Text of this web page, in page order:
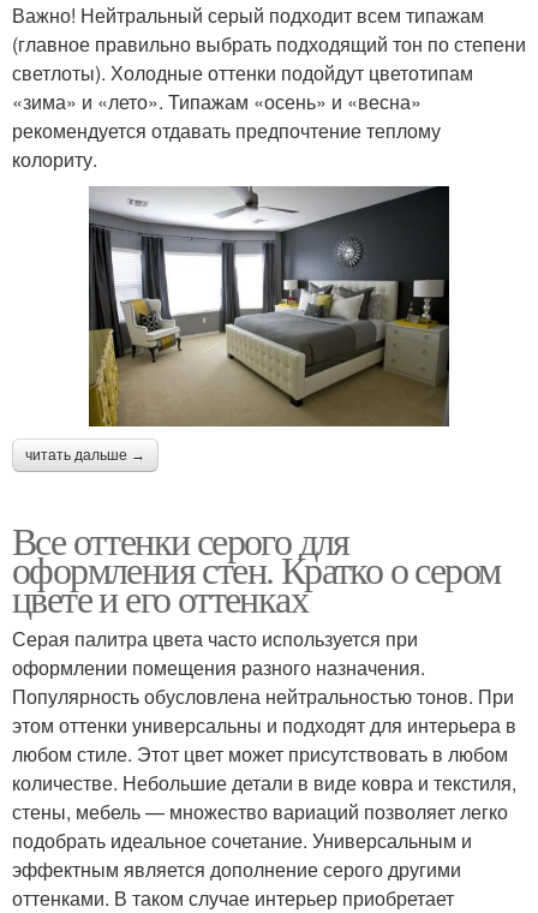
Важно! Нейтральный серый подходит всем типажам
(главное правильно выбрать подходящий тон по степени
светлоты). Холодные оттенки подойдут цветотипам
«зима» и «лето». Типажам «осень» и «весна»
рекомендуется отдавать предпочтение теплому
колориту.
читать дальше →
Все оттенки серого для
оформления стен. Кратко о сером
цвете и его оттенках
Серая палитра цвета часто используется при
оформлении помещения разного назначения.
Популярность обусловлена нейтральностью тонов. При
этом оттенки универсальны и подходят для интерьера в
любом стиле. Этот цвет может присутствовать в любом
количестве. Небольшие детали в виде ковра и текстиля,
стены, мебель — множество вариаций позволяет легко
подобрать идеальное сочетание. Универсальным и
эффектным является дополнение серого другими
оттенками. В таком случае интерьер приобретает